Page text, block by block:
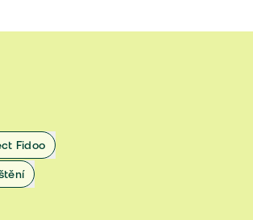
do 31.10.2022
do 8.7.2020
do 31.10.2019
Fidoo